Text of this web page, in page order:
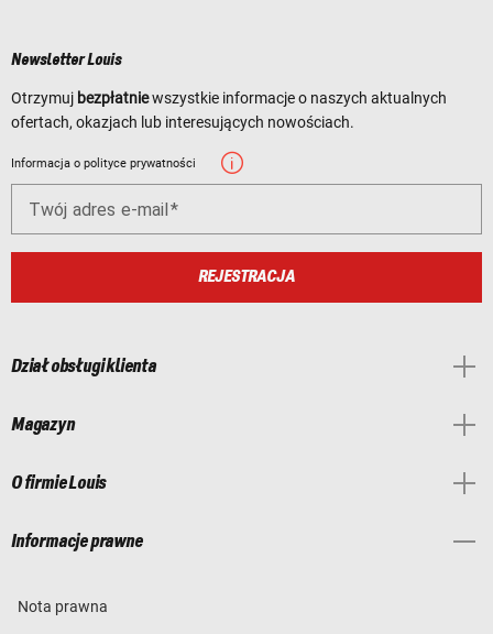
Newsletter Louis
Otrzymuj bezpłatniewszystkie informacje o naszych aktualnych
ofertach, okazjach lub interesujących nowościach.
Informacja o polityce prywatności
Twój adres e-mail
REJESTRACJA
Dział obsługi klienta
Magazyn
O firmie Louis
Informacje prawne
Nota prawna